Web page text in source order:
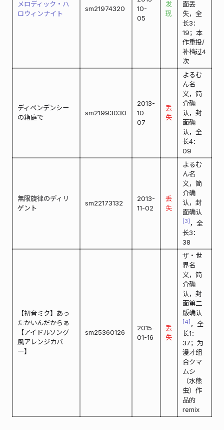
メロディック・ハ
ロウィンナイト
sm21974320
10-
05
发
现
面丢
失，全
长3：
19；本
作重投/
补档过4
次
ディペンデンシー
の箱庭で
sm21993030
2013-
10-
07
丢
失
よるむ
ん名
义，简
介确
认，封
面确
认，全
长4：
09
無限旋律のディリ
ゲント
sm22173132
2013-
11-02
丢
失
よるむ
ん名
义，简
介确
认，封
面确认
3 ，全
长3：
38
【初音ミク】あっ
たかいんだからぁ
【アイドルソング
風アレンジカバ
ー】
sm25360126
2015-
01-16
丢
失
ザ・世
界名
义，简
介确
认，封
面第二
版确认
4 ，全
长1：
37；为
漫才组
合クマ
ムシ
（水熊
虫）作
品的
remix